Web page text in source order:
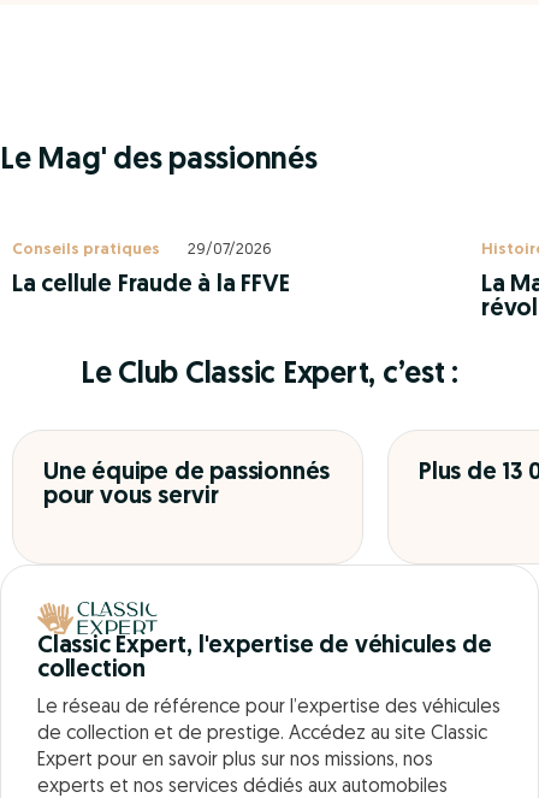
Le Mag' des passionnés
Conseils pratiques 29/07/2026
La cellule Fraude à la FFVE
La
Le Club Classic Expert, c’est :
Une équipe de passionnés
pour vous servir
Plus de 13
Classic Expert, l'expertise de véhicules de
collection
Le réseau de référence pour l’expertise des véhicules
de collection et de prestige. Accédez au site Classic
Expert pour en savoir plus sur nos missions, nos
experts et nos services dédiés aux automobiles